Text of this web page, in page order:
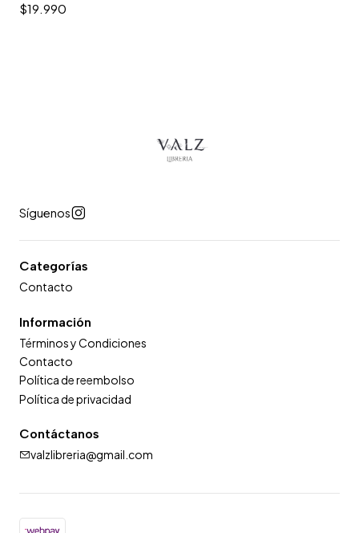
$19.990
Síguenos
Categorías
Contacto
Información
Términos y Condiciones
Contacto
Política de reembolso
Política de privacidad
Contáctanos
valzlibreria@gmail.com